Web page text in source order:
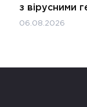
з вірусними
06.08.2026